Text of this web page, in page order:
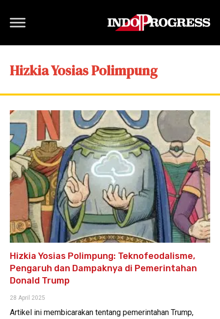
Hizkia Yosias Polimpung
Hizkia Yosias Polimpung: Teknofeodalisme,
Pengaruh dan Dampaknya di Pemerintahan
Donald Trump
28 April 2025
Artikel ini membicarakan tentang pemerintahan Trump,